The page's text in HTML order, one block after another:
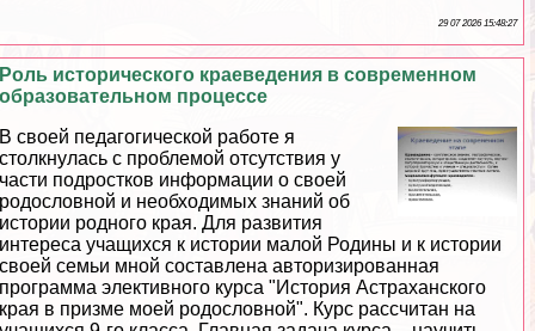
29 07 2026 15:48:27
Роль исторического краеведения в современном
образовательном процессе
В своей педагогической работе я
столкнулась с проблемой отсутствия у
части подростков информации о своей
родословной и необходимых знаний об
истории родного края. Для развития
интереса учащихся к истории малой Родины и к истории
своей семьи мной составлена авторизированная
программа элективного курса "История Астpaxaнского
края в призме моей родословной". Курс рассчитан на